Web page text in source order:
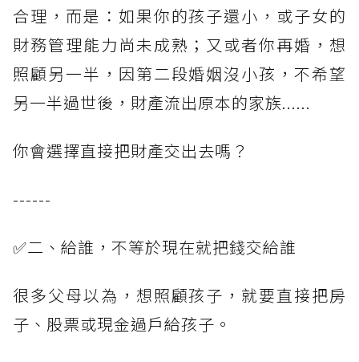
合理，而是：如果你的孩子還小，或子女的
財務管理能力尚未成熟；又或者你再婚，想
照顧另一半，因第二段婚姻沒小孩，不希望
另一半過世後，財產流出原本的家族......
你會選擇直接把財產交出去嗎？
------
✅二、給誰，不等於現在就把錢交給誰
很多父母以為，想照顧孩子，就要直接把房
子、股票或現金過戶給孩子。